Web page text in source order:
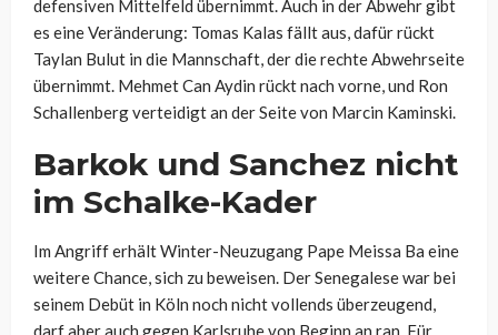
defensiven Mittelfeld übernimmt. Auch in der Abwehr gibt
es eine Veränderung: Tomas Kalas fällt aus, dafür rückt
Taylan Bulut in die Mannschaft, der die rechte Abwehrseite
übernimmt. Mehmet Can Aydin rückt nach vorne, und Ron
Schallenberg verteidigt an der Seite von Marcin Kaminski.
Barkok und Sanchez nicht
im Schalke-Kader
Im Angriff erhält Winter-Neuzugang Pape Meissa Ba eine
weitere Chance, sich zu beweisen. Der Senegalese war bei
seinem Debüt in Köln noch nicht vollends überzeugend,
darf aber auch gegen Karlsruhe von Beginn an ran. Für